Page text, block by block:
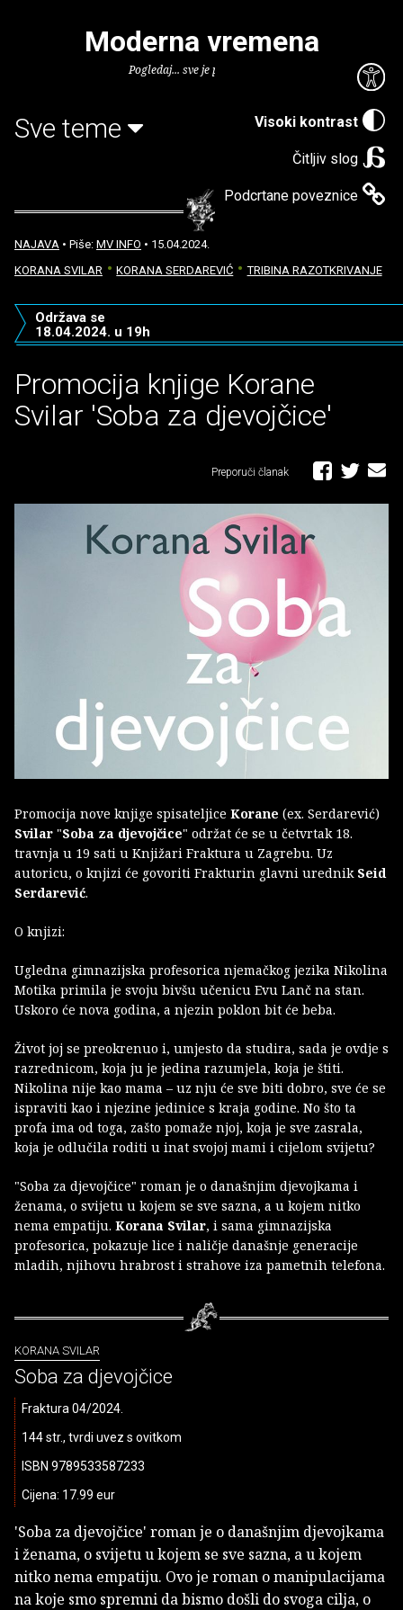
Visoki kontrast
Čitljiv slog
Podcrtane poveznice
Moderna vremena
Pogledaj... sve je puno knjiga.
Sve teme
NAJAVA • Piše: MV INFO • 15.04.2024.
KORANA SVILAR
KORANA SERDAREVIĆ TRIBINA RAZOTKRIVANJE
Promocija knjige Korane
Svilar 'Soba za djevojčice'
Održava se
18.04.2024. u 19h
Preporuči članak
Promocija nove knjige spisateljice Korane (ex. Serdarević)
Svilar "Soba za djevojčice" održat će se u četvrtak 18.
travnja u 19 sati u Knjižari Fraktura u Zagrebu. Uz
autoricu, o knjizi će govoriti Frakturin glavni urednik Seid
Serdarević.
O knjizi:
Ugledna gimnazijska profesorica njemačkog jezika Nikolina
Motika primila je svoju bivšu učenicu Evu Lanč na stan.
Uskoro će nova godina, a njezin poklon bit će beba.
Život joj se preokrenuo i, umjesto da studira, sada je ovdje s
razrednicom, koja ju je jedina razumjela, koja je štiti.
Nikolina nije kao mama – uz nju će sve biti dobro, sve će se
ispraviti kao i njezine jedinice s kraja godine. No što ta
profa ima od toga, zašto pomaže njoj, koja je sve zasrala,
koja je odlučila roditi u inat svojoj mami i cijelom svijetu?
"Soba za djevojčice" roman je o današnjim djevojkama i
ženama, o svijetu u kojem se sve sazna, a u kojem nitko
nema empatiju. Korana Svilar, i sama gimnazijska
profesorica, pokazuje lice i naličje današnje generacije
mladih, njihovu hrabrost i strahove iza pametnih telefona.
KORANA SVILAR
Soba za djevojčice
Fraktura 04/2024.
144 str., tvrdi uvez s ovitkom
ISBN 9789533587233
Cijena: 17.99 eur
'Soba za djevojčice' roman je o današnjim djevojkama
i ženama, o svijetu u kojem se sve sazna, a u kojem
nitko nema empatiju. Ovo je roman o manipulacijama
na koje smo spremni da bismo došli do svoga cilja, o